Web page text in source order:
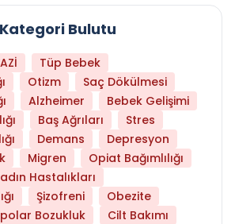
Kategori Bulutu
Tüp Bebek
Otizm
Saç Dökülmesi
Alzheimer
Bebek Gelişimi
Baş Ağrıları
Stres
Demans
Depresyon
Migren
Opiat Bağımlılığı
Hastalıkları
Şizofreni
Obezite
Bozukluk Cilt Bakımı